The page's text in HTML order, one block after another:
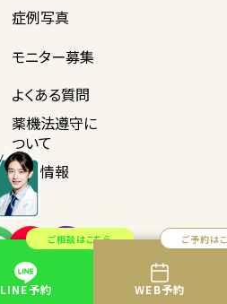
ご相談はこちら
LINE予約
ご予約は
WEB予約
症例写真
モニター募集
よくある質問
薬機法遵守に
ついて
採用情報